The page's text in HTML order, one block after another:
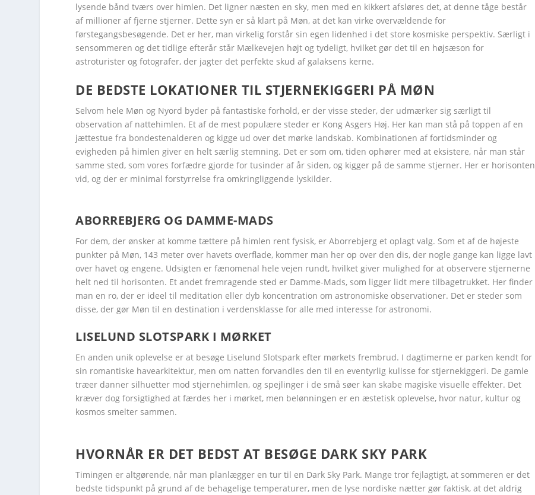
lysende bånd tværs over himlen. Det ligner næsten en sky, men med en kikkert afsløres det, at denne tåge består
af millioner af fjerne stjerner. Dette syn er så klart på Møn, at det kan virke overvældende for
førstegangsbesøgende. Det er her, man virkelig forstår sin egen lidenhed i det store kosmiske perspektiv. Særligt i
sensommeren og det tidlige efterår står Mælkevejen højt og tydeligt, hvilket gør det til en højsæson for
astroturister og fotografer, der jagter det perfekte skud af galaksens kerne.
DE BEDSTE LOKATIONER TIL STJERNEKIGGERI PÅ MØN
Selvom hele Møn og Nyord byder på fantastiske forhold, er der visse steder, der udmærker sig særligt til
observation af nattehimlen. Et af de mest populære steder er Kong Asgers Høj. Her kan man stå på toppen af en
jættestue fra bondestenalderen og kigge ud over det mørke landskab. Kombinationen af fortidsminder og
evigheden på himlen giver en helt særlig stemning. Det er som om, tiden ophører med at eksistere, når man står
samme sted, som vores forfædre gjorde for tusinder af år siden, og kigger på de samme stjerner. Her er horisonten
vid, og der er minimal forstyrrelse fra omkringliggende lyskilder.
Facebook Twitter Google+
Facebook Twitter Google+
Facebook Twitter Google+
Facebook Twitter Google+
Facebook Twitter Google+
ABORREBJERG OG DAMME-MADS
For dem, der ønsker at komme tættere på himlen rent fysisk, er Aborrebjerg et oplagt valg. Som et af de højeste
punkter på Møn, 143 meter over havets overflade, kommer man her op over den dis, der nogle gange kan ligge lavt
over havet og engene. Udsigten er fænomenal hele vejen rundt, hvilket giver mulighed for at observere stjernerne
helt ned til horisonten. Et andet fremragende sted er Damme-Mads, som ligger lidt mere tilbagetrukket. Her finder
man en ro, der er ideel til meditation eller dyb koncentration om astronomiske observationer. Det er steder som
disse, der gør Møn til en destination i verdensklasse for alle med interesse for astronomi.
LISELUND SLOTSPARK I MØRKET
En anden unik oplevelse er at besøge Liselund Slotspark efter mørkets frembrud. I dagtimerne er parken kendt for
sin romantiske havearkitektur, men om natten forvandles den til en eventyrlig kulisse for stjernekiggeri. De gamle
træer danner silhuetter mod stjernehimlen, og spejlinger i de små søer kan skabe magiske visuelle effekter. Det
kræver dog forsigtighed at færdes her i mørket, men belønningen er en æstetisk oplevelse, hvor natur, kultur og
kosmos smelter sammen.
Facebook Twitter Google+ LinkedIn
Facebook Twitter Google+ LinkedIn
Facebook Twitter Google+ LinkedIn
Facebook Twitter Google+ LinkedIn
Facebook Twitter Google+ LinkedIn
HVORNÅR ER DET BEDST AT BESØGE DARK SKY PARK
Timingen er altgørende, når man planlægger en tur til en Dark Sky Park. Mange tror fejlagtigt, at sommeren er det
bedste tidspunkt på grund af de behagelige temperaturer, men de lyse nordiske nætter gør faktisk, at det aldrig